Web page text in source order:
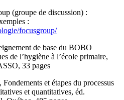
(groupe de discussion) :
:
focusgroup/
de base du BOBO
de l’hygiène à l’école primaire,
33 pages
et étapes du processus
et quantitatives, éd.